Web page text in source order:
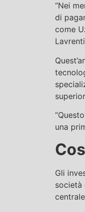
“Nei
di
come
una
Gli
società